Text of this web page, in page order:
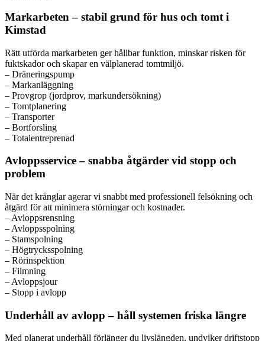
Markarbeten – stabil grund för hus och tomt i
Kimstad
Rätt utförda markarbeten ger hållbar funktion, minskar risken för
fuktskador och skapar en välplanerad tomtmiljö.
– Dräneringspump
– Markanläggning
– Provgrop (jordprov, markundersökning)
– Tomtplanering
– Transporter
– Bortforsling
– Totalentreprenad
Avloppsservice – snabba åtgärder vid stopp och
problem
När det krånglar agerar vi snabbt med professionell felsökning och
åtgärd för att minimera störningar och kostnader.
– Avloppsrensning
– Avloppsspolning
– Stamspolning
– Högtrycksspolning
– Rörinspektion
– Filmning
– Avloppsjour
– Stopp i avlopp
Underhåll av avlopp – håll systemen friska längre
Med planerat underhåll förlänger du livslängden, undviker driftstopp